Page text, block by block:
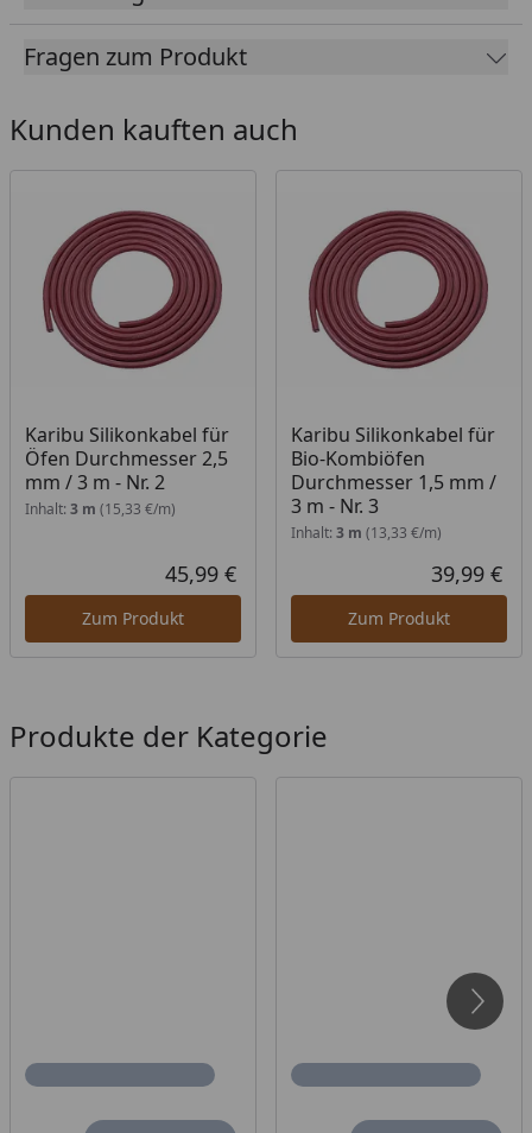
Sicherheitsabschaltung
Inkl.:3 Meter Silikon-Netzanschlusskabel 5 x 2,5
mm²
Maximale Temperatur: ca. 70-100°C
Haushaltsstecker enthalten.
Zum Einsatz ausschließlich im privaten und
häuslichen Bereich geeignet.
Weka Saunaofen-Set 10 inkl. 5,4 kW Kompakt-
Ofen, Saunasteine, integrierte Steuerung
Fragen zum Produkt
Kunden kauften auch
Karibu Silikonkabel für
Öfen Durchmesser 2,5
mm / 3 m - Nr. 2
Inhalt: 3 m (15,33 €/m)
Aktueller Preis
45,99 €
Zum Produkt
Karibu Silikonkabel für
Bio-Kombiöfen
Durchmesser 1,5 mm /
3 m - Nr. 3
Inhalt: 3 m (13,33 €/m)
39,99 €
Zum Produkt
Produkte der Kategorie